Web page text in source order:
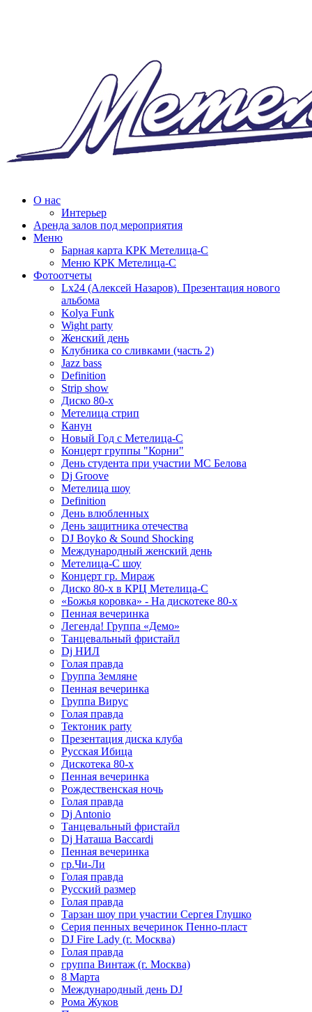
О нас
Интерьер
Аренда залов под мероприятия
Меню
Барная карта КРК Метелица-С
Меню КРК Метелица-С
Фотоотчеты
Lx24 (Алексей Назаров). Презентация нового
альбома
Kolya Funk
Wight party
Женский день
Клубника со сливками (часть 2)
Jazz bass
Definition
Strip show
Диско 80-х
Метелица стрип
Канун
Новый Год с Метелица-С
Концерт группы "Корни"
День студента при участии МС Белова
Dj Groove
Метелица шоу
Definition
День влюбленных
День защитника отечества
DJ Boyko & Sound Shocking
Международный женский день
Метелица-С шоу
Концерт гр. Мираж
Диско 80-х в КРЦ Метелица-С
«Божья коровка» - На дискотеке 80-х
Пенная вечеринка
Легенда! Группа «Демо»
Танцевальный фристайл
Dj НИЛ
Голая правда
Группа Земляне
Пенная вечеринка
Группа Вирус
Голая правда
Тектоник party
Презентация диска клуба
Русская Ибица
Дискотека 80-х
Пенная вечеринка
Рождественская ночь
Голая правда
Dj Antonio
Танцевальный фристайл
Dj Наташа Baccardi
Пенная вечеринка
гр.Чи-Ли
Голая правда
Русский размер
Голая правда
Тарзан шоу при участии Сергея Глушко
Серия пенных вечеринок Пенно-пласт
DJ Fire Lady (г. Москва)
Голая правда
группа Винтаж (г. Москва)
8 Марта
Международный день DJ
Рома Жуков